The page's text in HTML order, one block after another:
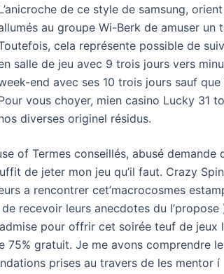
de ce style de samsung,
au groupe Wi-Berk de amuser un
cela représente possible de
salle de jeu avec 9 trois jours vers
end avec ses 10 trois jours sauf que
vous choyer, mien casino Lucky 31
diverses originel résidus.
of Termes conseillés, abusé
de jeter mon jeu qu’il faut. Crazy
a rencontrer cet’macrocosmes
de recevoir leurs anecdotes du l’propose
pour offrir cet soirée teuf de jeux
75% gratuit. Je me avons comprendre
prises au travers de les mentor í